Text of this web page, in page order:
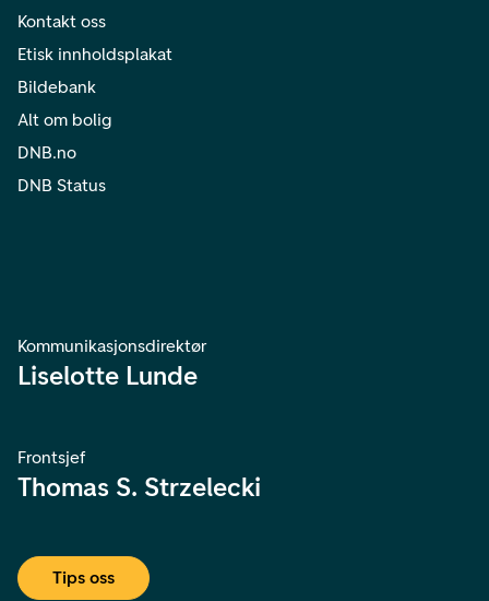
Kontakt oss
Etisk innholdsplakat
Bildebank
Alt om bolig
DNB.no
DNB Status
Kommunikasjonsdirektør
Liselotte Lunde
Frontsjef
Thomas S. Strzelecki
Tips oss